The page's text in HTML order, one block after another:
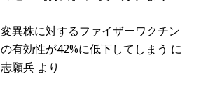
変異株に対するファイザーワクチン
の有効性が42%に低下してしまう に
志願兵 より